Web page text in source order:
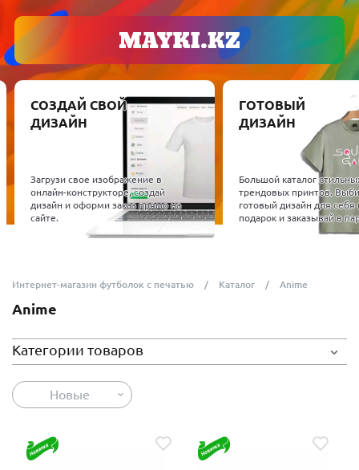
СОЗДАЙ СВОЙ
ДИЗАЙН
Загрузи свое изображение в
онлайн-конструкторе, создай
дизайн и оформи заказ прямо на
сайте.
ГОТОВЫЙ
ДИЗАЙН
Большой каталог
трендовых принтов.
готовый дизайн для себя
подарок и заказывай в
Интернет-магазин футболок с печатью Каталог Anime
Anime
Категории товаров
Новые